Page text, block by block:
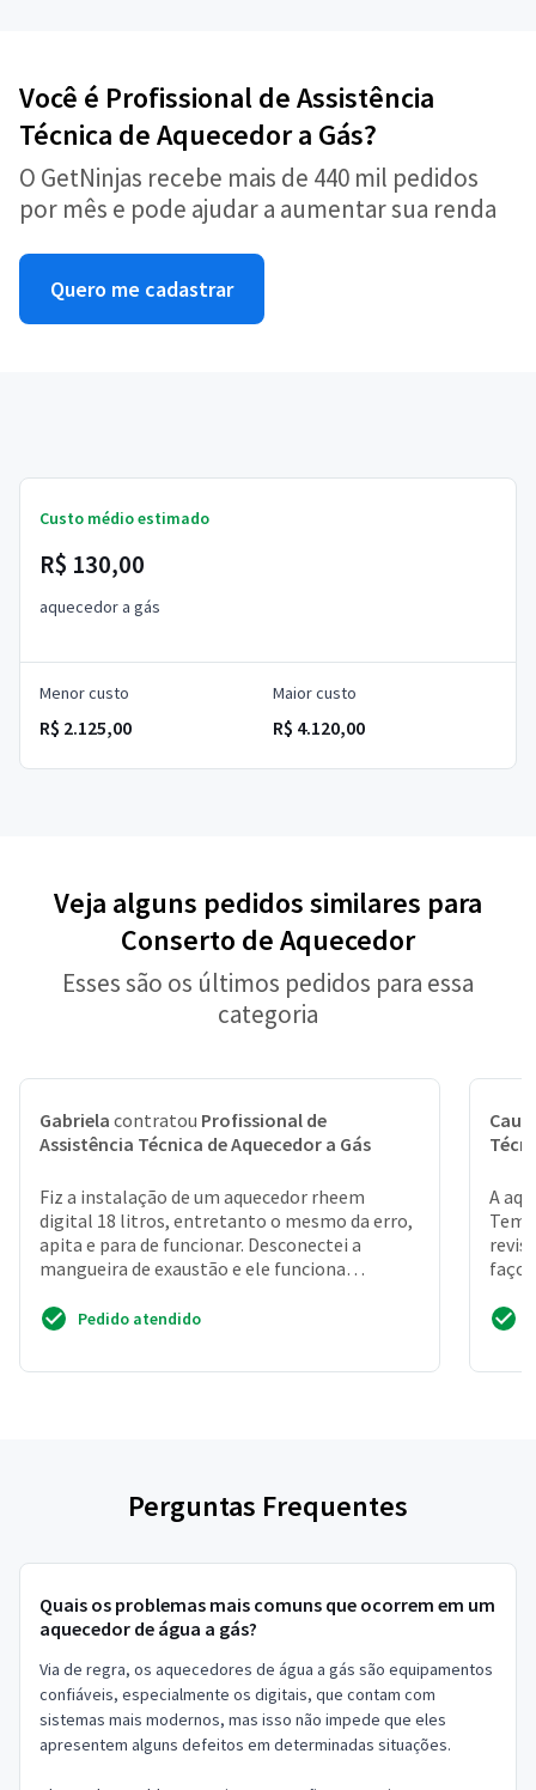
Você é Profissional de Assistência
Técnica de Aquecedor a Gás?
O GetNinjas recebe mais de 440 mil pedidos
por mês e pode ajudar a aumentar sua renda
Quero me cadastrar
Custo médio estimado
R$ 130,00
aquecedor a gás
Menor custo
R$ 2.125,00
Maior custo
R$ 4.120,00
Veja alguns pedidos similares para
Conserto de Aquecedor
Esses são os últimos pedidos para essa
categoria
Gabriela contratou Profissional de
Assistência Técnica de Aquecedor a Gás
Fiz a instalação de um aquecedor rheem
digital 18 litros, entretanto o mesmo da erro,
apita e para de funcionar. Desconectei a
mangueira de exaustão e ele funciona
Pedido atendido
Cauã
A
Tem
faço
Perguntas Frequentes
Quais os problemas mais comuns que ocorrem em um
aquecedor de água a gás?
Via de regra, os aquecedores de água a gás são equipamentos
confiáveis, especialmente os digitais, que contam com
sistemas mais modernos, mas isso não impede que eles
apresentem alguns defeitos em determinadas situações.